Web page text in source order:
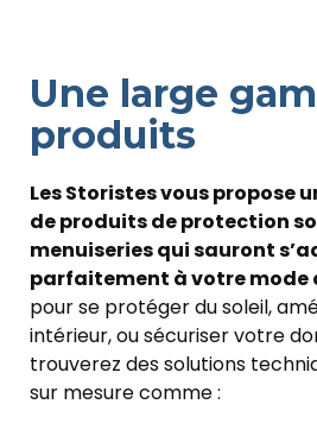
Une large
produits
Les Storistes vous propose
de produits de protection
menuiseries qui sauront
parfaitement à votre mode
pour se protéger du soleil,
intérieur, ou sécuriser votre
trouverez des solutions
sur mesure comme :